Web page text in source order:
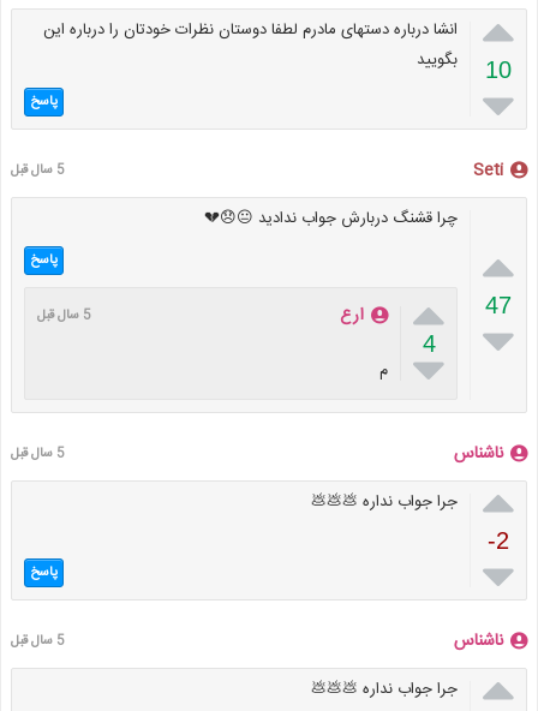

10

انشا درباره دستهای مادرم لطفا دوستان نظرات خودتان را درباره این
بگویید
پاسخ
Seti 5 سال قبل

47

چرا قشنگ دربارش جواب ندادید 😐😞💔
پاسخ

4

ارع 5 سال قبل
م
ناشناس 5 سال قبل

-2

جرا جواب نداره 💩💩💩
پاسخ
ناشناس 5 سال قبل
 جرا جواب نداره 💩💩💩